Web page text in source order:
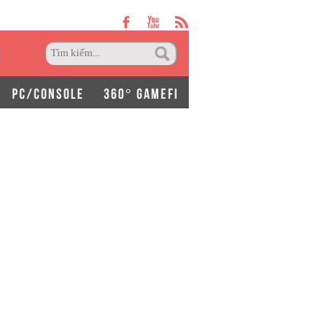
PC/CONSOLE 360° GAMEFI